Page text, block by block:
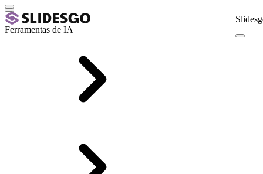
Ferramentas de IA